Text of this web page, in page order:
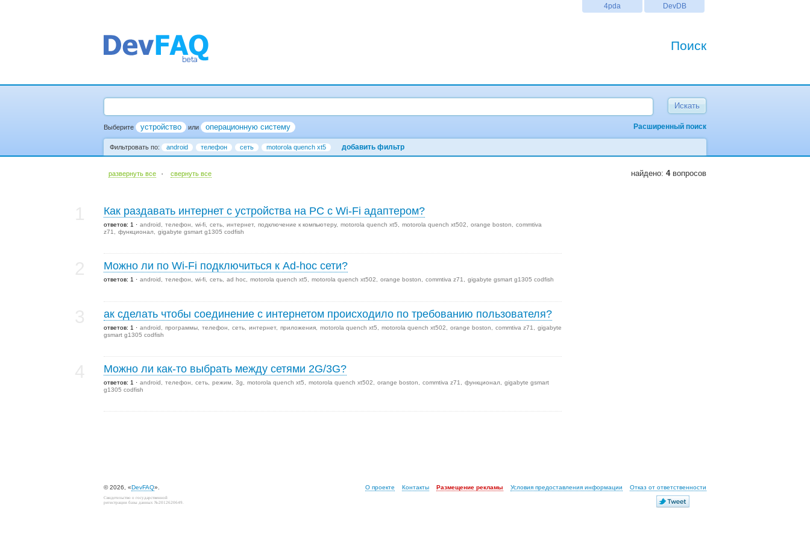
DevDB
4pda
Поиск
Выберите устройство Расширенный поиск
или операционную систему
Фильтровать по: android телефон сеть motorola quench xt5 добавить фильтр
развернуть все · cвернуть все найдено: 4вопросов
Как раздавать интернет с устройства на PC с Wi-Fi адаптером?
ответов: 1 android телефон wi-fi сеть интернет подключение к компьютеру motorola quench xt5 motorola quench xt502 orange boston
commtiva
z71
функционал gigabyte gsmart g1305 codfish
Можно ли по Wi-Fi подключиться к Ad-hoc сети?
ответов: 1 android телефон wi-fi сеть ad hoc motorola quench xt5 motorola quench xt502 orange boston commtiva z71 gigabyte gsmart g1305 codfish
ак сделать чтобы соединение с интернетом происходило по требованию пользователя?
ответов: 1 android программы телефон сеть интернет приложения motorola quench xt5 motorola quench xt502 orange boston commtiva z71
gigabyte
gsmart g1305 codfish
Можно ли как-то выбрать между сетями 2G/3G?
ответов: 1 android телефон сеть режим 3g motorola quench xt5 motorola quench xt502 orange boston commtiva z71 функционал
gigabyte gsmart
g1305 codfish
© 2026, «DevFAQ». О проекте Контакты Размещение рекламы Условия предоставления информации Отказ от ответственности
Свидетельство о государственной
регистрации базы данных №2012620649.